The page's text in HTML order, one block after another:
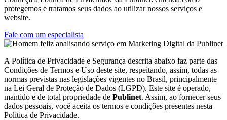
protegemos e tratamos seus dados ao utilizar nossos serviços e
website.
Fale com um especialista
A Política de Privacidade e Segurança descrita abaixo faz parte das
Condições de Termos e Uso deste site, respeitando, assim, todas as
normas previstas nas legislações vigentes no Brasil, principalmente
na Lei Geral de Proteção de Dados (LGPD). Este site é operado,
mantido e de total propriedade de Publinet. Assim, ao fornecer seus
dados pessoais, você aceita os termos e condições presentes nesta
Política de Privacidade.